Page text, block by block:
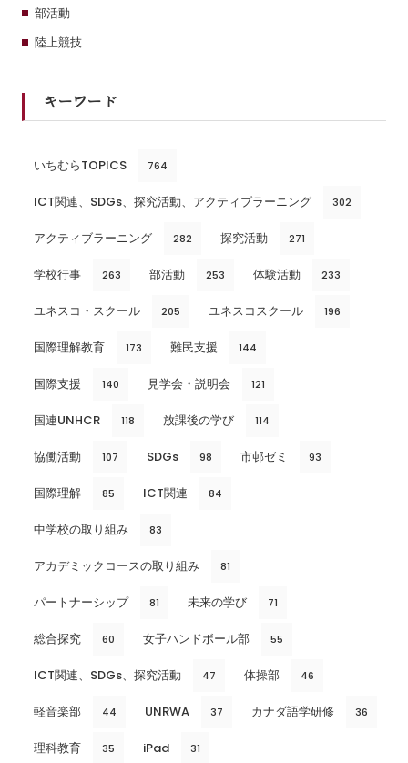
部活動
陸上競技
キーワード
いちむらTOPICS 764
ICT関連、SDGs、探究活動、アクティブラーニング 302
アクティブラーニング 282 探究活動 271
学校行事 263 部活動 253 体験活動 233
ユネスコ・スクール 205 ユネスコスクール 196
国際理解教育 173 難民支援 144
国際支援 140 見学会・説明会 121
国連UNHCR 118 放課後の学び 114
協働活動 107 SDGs 98 市邨ゼミ 93
国際理解 85 ICT関連 84
中学校の取り組み 83
アカデミックコースの取り組み 81
パートナーシップ 81 未来の学び 71
総合探究 60 女子ハンドボール部 55
ICT関連、SDGs、探究活動 47 体操部 46
軽音楽部 44 UNRWA 37 カナダ語学研修 36
理科教育 35 iPad 31